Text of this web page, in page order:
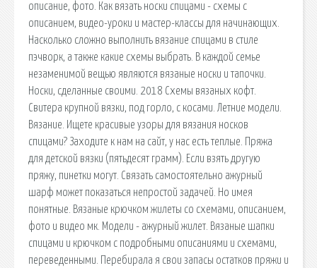
описание, фото. Как вязать носки спицами - схемы с
описанием, видео-уроки и мастер-классы для начинающих.
Насколько сложно выполнить вязание спицами в стиле
пэчворк, а также какие схемы выбрать. В каждой семье
незаменимой вещью являются вязаные носки и тапочки.
Носки, сделанные своими. 2018 Схемы вязаных кофт.
Свитера крупной вязки, под горло, с косами. Летние модели.
Вязание. Ищете красивые узоры для вязания носков
спицами? Заходите к нам на сайт, у нас есть теплые. Пряжа
для детской вязки (пятьдесят грамм). Если взять другую
пряжу, пинетки могут. Связать самостоятельно ажурный
шарф может показаться непростой задачей. Но имея
понятные. Вязаные крючком жилеты со схемами, описанием,
фото и видео мк. Модели - ажурный жилет. Вязаные шапки
спицами и крючком с подробными описаниями и схемами,
переведенными. Перебирала я свои запасы остатков пряжи и